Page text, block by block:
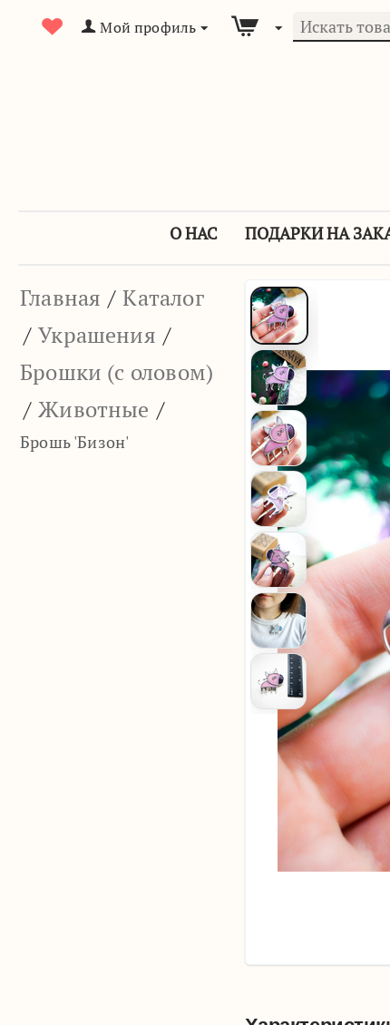
Мой профиль
О НАС ПОДАРКИ НА
Главная / Каталог
/ Украшения /
Брошки (с оловом)
/ Животные /
Брошь 'Бизон'